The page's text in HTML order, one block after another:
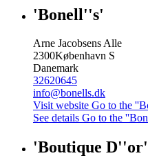
'Bonell''s'
Arne Jacobsens Alle
2300København S
Danemark
32620645
info@bonells.dk
Visit website Go to the
See details Go to the
'Boutique D''or'